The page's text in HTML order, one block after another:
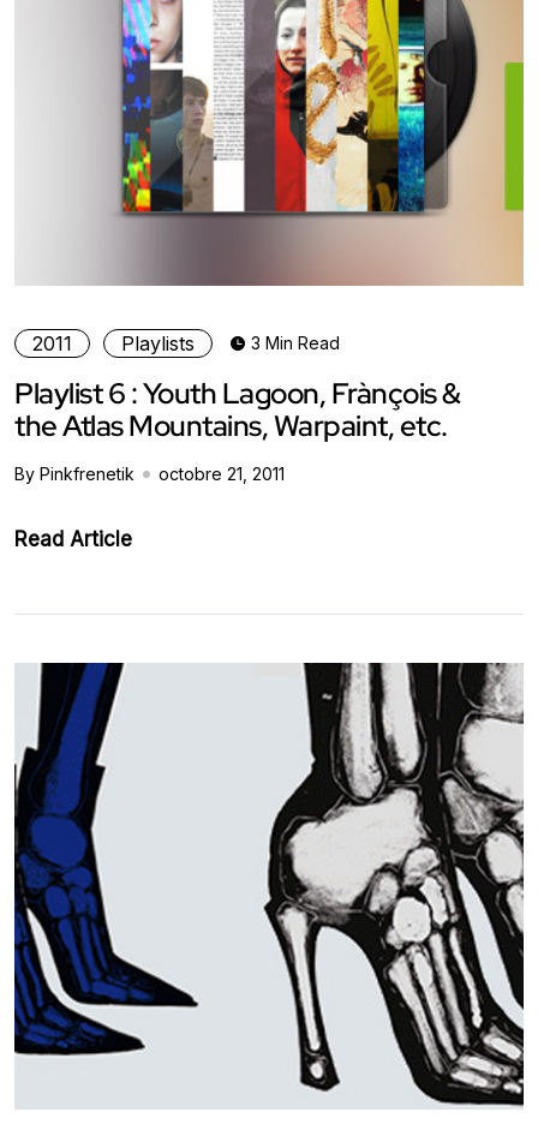
2011 Playlists 3 Min Read
Playlist 6 : Youth Lagoon, Frànçois &
the Atlas Mountains, Warpaint, etc.
By Pinkfrenetik octobre 21, 2011
Read Article